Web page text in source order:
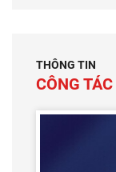
THÔNG TIN
CÔNG